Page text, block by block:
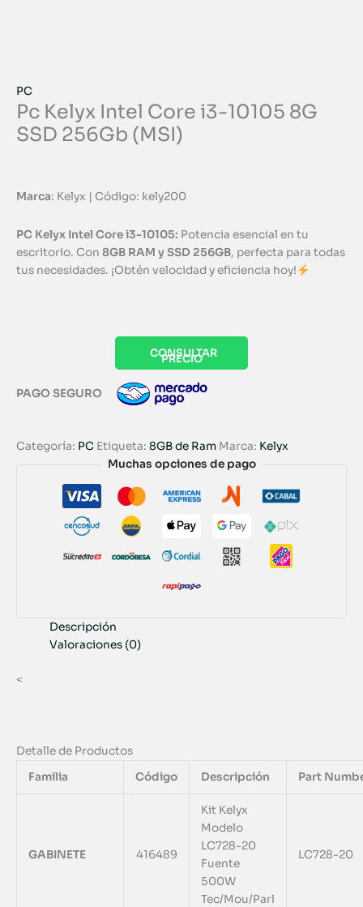
PC
Pc Kelyx Intel Core i3-10105 8G
SSD 256Gb (MSI)
Marca: Kelyx | Código: kely200
PC Kelyx Intel Core i3-10105: Potencia esencial en tu
escritorio. Con 8GB RAM y SSD 256GB, perfecta para todas
tus necesidades. ¡Obtén velocidad y eficiencia hoy!
CONSULTAR
PRECIO
PAGO SEGURO
Categoría: PC Etiqueta: 8GB de Ram Marca: Kelyx
Muchas opciones de pago
Descripción
Valoraciones (0)
<
Detalle de Productos
Familia
Código Descripción Part
GABINETE 416489
Kit Kelyx
Modelo
LC728-20
Fuente
500W
Tec/Mou/Parl
LC728-20